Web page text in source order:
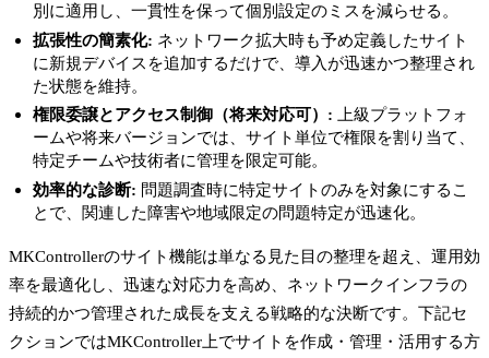
別に適用し、一貫性を保って個別設定のミスを減らせる。
拡張性の簡素化: ネットワーク拡大時も予め定義したサイト
に新規デバイスを追加するだけで、導入が迅速かつ整理され
た状態を維持。
権限委譲とアクセス制御（将来対応可）: 上級プラットフォ
ームや将来バージョンでは、サイト単位で権限を割り当て、
特定チームや技術者に管理を限定可能。
効率的な診断: 問題調査時に特定サイトのみを対象にするこ
とで、関連した障害や地域限定の問題特定が迅速化。
MKControllerのサイト機能は単なる見た目の整理を超え、運用効
率を最適化し、迅速な対応力を高め、ネットワークインフラの
持続的かつ管理された成長を支える戦略的な決断です。下記セ
クションではMKController上でサイトを作成・管理・活用する方